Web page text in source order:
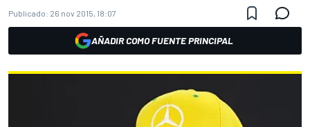
Publicado: 26 nov 2015, 18:07
AÑADIR COMO FUENTE PRINCIPAL